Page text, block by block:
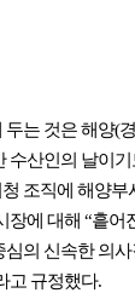
는 것은 해양(
수산인의 날이
청 조직에 해양
장에 대해 “흩
의 신속한 의
고 규정했다.